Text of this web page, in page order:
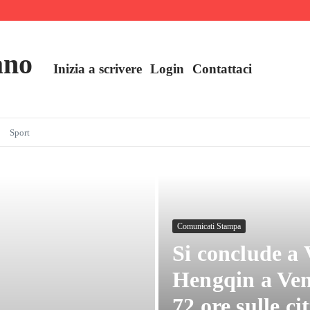
Inizia a scrivere Login Contattaci
Sport
Comunicati Stampa
Si conclude a
Hengqin a